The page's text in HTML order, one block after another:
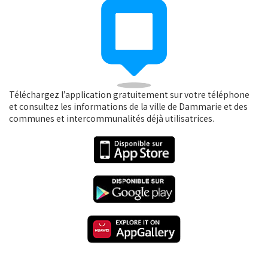
Téléchargez l’application gratuitement sur votre téléphone
et consultez les informations de la ville de Dammarie et des
communes et intercommunalités déjà utilisatrices.